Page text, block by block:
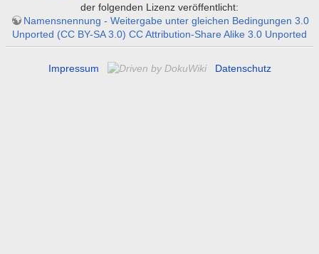
der folgenden Lizenz veröffentlicht:
Namensnennung - Weitergabe unter gleichen Bedingungen 3.0
Unported (CC BY-SA 3.0) CC Attribution-Share Alike 3.0 Unported
Impressum Datenschutz